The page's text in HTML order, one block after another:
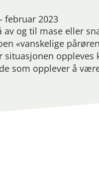
februar 2023
av og til mase eller
«vanskelige
situasjonen oppleves
som opplever å